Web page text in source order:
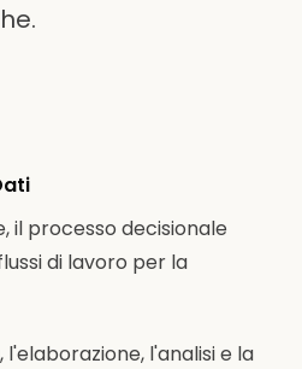
il processo decisionale
di lavoro per la
l'analisi e la